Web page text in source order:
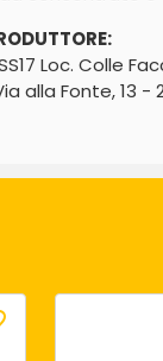
Loc. Colle
alla Fonte, 13 -